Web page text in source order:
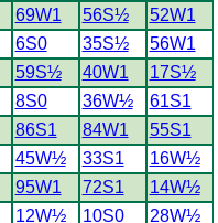
69W1 56S½
52W1
6S0 35S½
56W1
59S½ 40W1
17S½
8S0 36W½
61S1
86S1 84W1
55S1
45W½ 33S1
16W½
95W1 72S1
14W½
12W½ 10S0
28W½